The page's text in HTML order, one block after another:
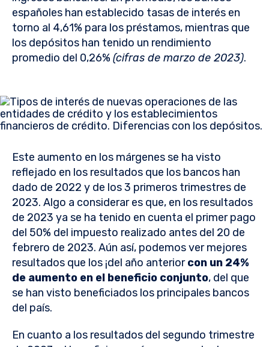
españoles han establecido tasas de interés en
torno al 4,61% para los préstamos, mientras que
los depósitos han tenido un rendimiento
promedio del 0,26% (cifras de marzo de 2023).
Este aumento en los márgenes se ha visto
reflejado en los resultados que los bancos han
dado de 2022 y de los 3 primeros trimestres de
2023. Algo a considerar es que, en los resultados
de 2023 ya se ha tenido en cuenta el primer pago
del 50% del impuesto realizado antes del 20 de
febrero de 2023. Aún así, podemos ver mejores
resultados que los ¡del año anteriorcon un 24%
de aumento en el beneficio conjunto, del que
se han visto beneficiados los principales bancos
del país.
En cuanto a los resultados del segundo trimestre